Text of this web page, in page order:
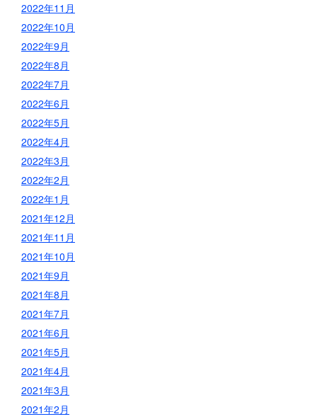
2022年11月
2022年10月
2022年9月
2022年8月
2022年7月
2022年6月
2022年5月
2022年4月
2022年3月
2022年2月
2022年1月
2021年12月
2021年11月
2021年10月
2021年9月
2021年8月
2021年7月
2021年6月
2021年5月
2021年4月
2021年3月
2021年2月